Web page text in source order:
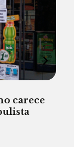
carece